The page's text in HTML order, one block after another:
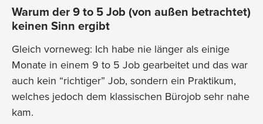
Warum der 9 to 5 Job (von außen betrachtet)
keinen Sinn ergibt
Gleich vorneweg: Ich habe nie länger als einige
Monate in einem 9 to 5 Job gearbeitet und das war
auch kein “richtiger” Job, sondern ein Praktikum,
welches jedoch dem klassischen Bürojob sehr nahe
kam.